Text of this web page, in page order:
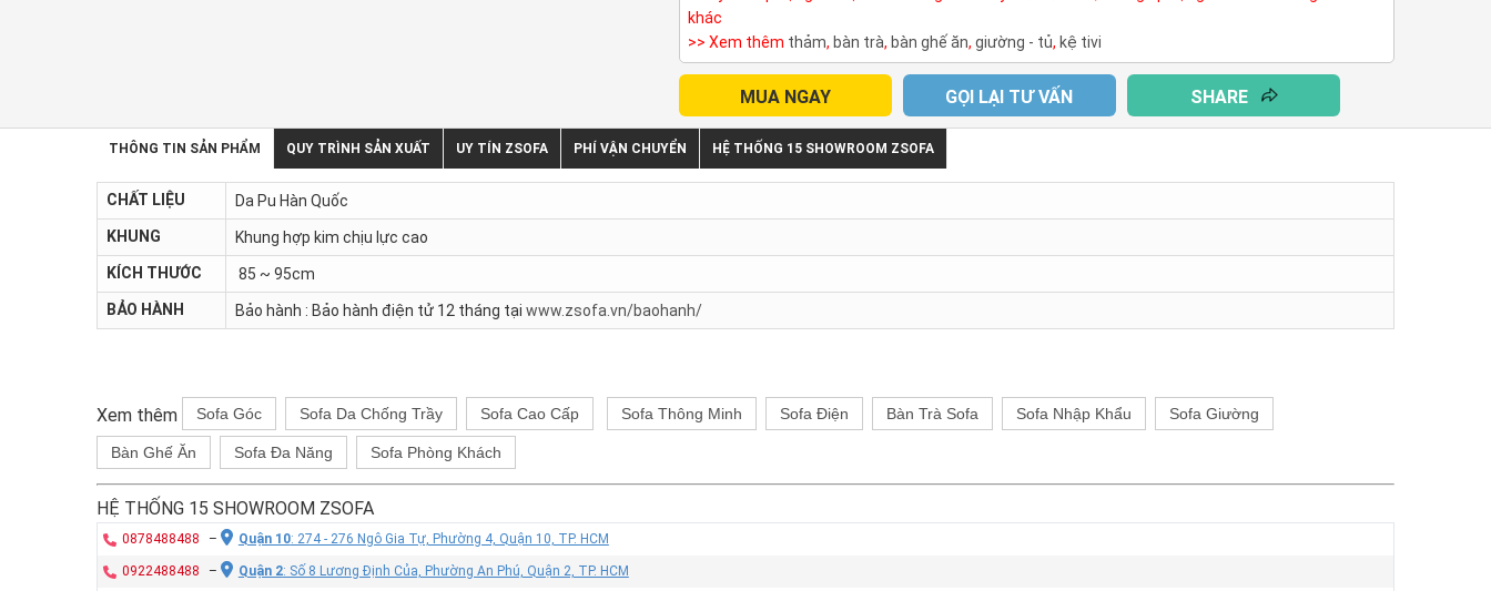
khác
>> Xem thêm thảm, bàn trà, bàn ghế ăn, giường - tủ, kệ tivi
MUA NGAY GỌI LẠI TƯ VẤN SHARE
THÔNG TIN SẢN PHẨM QUY TRÌNH SẢN XUẤT UY TÍN ZSOFA PHÍ VẬN CHUYỂN HỆ THỐNG 15 SHOWROOM ZSOFA
CHẤT LIỆU
Da Pu Hàn Quốc
KHUNG
Khung hợp kim chịu lực cao
KÍCH THƯỚC
85 ~ 95cm
BẢO HÀNH
Bảo hành : Bảo hành điện tử 12 tháng tại www.zsofa.vn/baohanh/
Xem thêm Sofa Góc Sofa Da Chống Trầy Sofa Cao Cấp Sofa Thông Minh Sofa Điện Bàn Trà Sofa Sofa Nhập Khẩu Sofa Giường
Bàn Ghế Ăn Sofa Đa Năng Sofa Phòng Khách
HỆ THỐNG 15 SHOWROOM ZSOFA
0878488488 – Quận 10: 274 - 276 Ngô Gia Tự, Phường 4, Quận 10, TP. HCM
0922488488 – Quận 2: Số 8 Lương Định Của, Phường An Phú, Quận 2, TP. HCM